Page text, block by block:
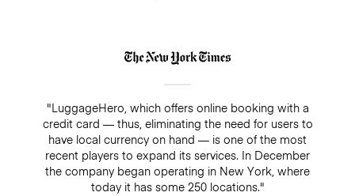
"LuggageHero, which offers online booking with a
credit card — thus, eliminating the need for users to
have local currency on hand — is one of the most
recent players to expand its services. In December
the company began operating in New York, where
today it has some 250 locations."